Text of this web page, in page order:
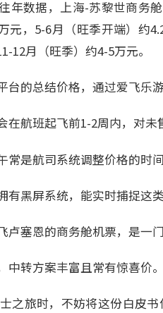
年数据，上海-苏黎世商务
元，5-6月（旺季开端）约
12月（旺季）约4-5万元。
台的总结价格，通过爱飞乐
在航班起飞前1-2周内，对未
常是航司系统调整价格的时
有黑屏系统，能实时捕捉这
卢塞恩的商务舱机票，是一
转方案丰富且常有惊喜价。
之旅时，不妨将这份白皮